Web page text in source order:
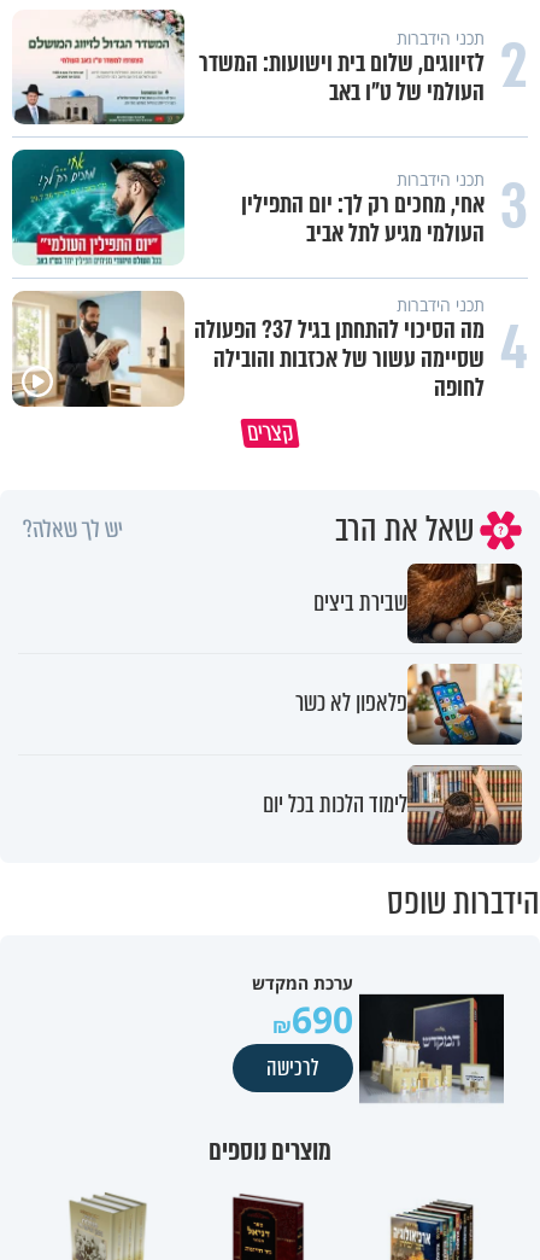
2 תכני הידברות
לזיווגים, שלום בית וישועות: המשדר
העולמי של ט"ו באב
3 תכני הידברות
אחי, מחכים רק לך: יום התפילין
העולמי מגיע לתל אביב
4 תכני הידברות
מה הסיכוי להתחתן בגיל 37? הפעולה
שסיימה עשור של אכזבות והובילה
לחופה
קצריםכל מה שנשבר יכול להיבנות מחדש
גם השולחן שבת שאתם
שאל את הרב יש לך שאלה?
שבירת ביצים
פלאפון לא כשר
לימוד הלכות בכל יום
הידברות שופס
ערכת המקדש
690
לרכישה
מוצרים נוספים